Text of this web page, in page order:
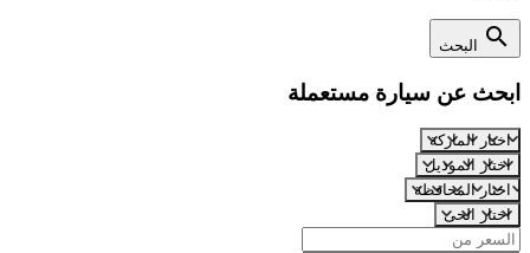
search البحث
ابحث عن سيارة مستعملة
اختار الماركة
اختار الموديل
اختار المحافظة
اختار الحى